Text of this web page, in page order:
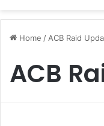
Home / ACB Raid
ACB